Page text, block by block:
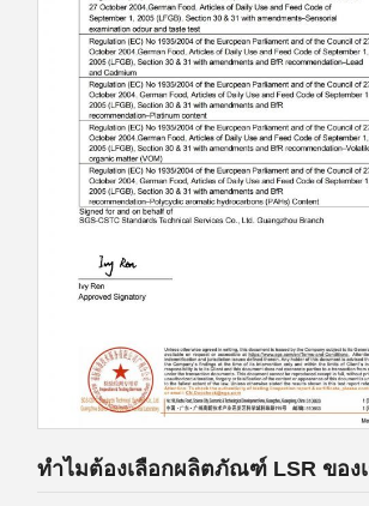
ทำไมต้องเลือกผลิตภัณฑ์ LSR ของ